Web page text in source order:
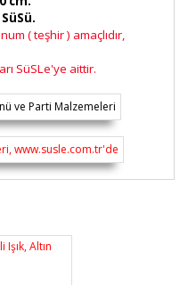
( teşhir ) amaçlıdır,
SüSLe'ye aittir.
açıklamalarında ve
noktaları öneri
ederiz.